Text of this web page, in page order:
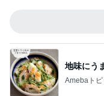
地味にう
Amebaトピ